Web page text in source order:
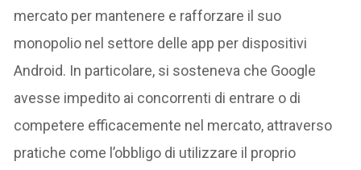
mercato per mantenere e rafforzare il suo
monopolio nel settore delle app per dispositivi
Android. In particolare, si sosteneva che Google
avesse impedito ai concorrenti di entrare o di
competere efficacemente nel mercato, attraverso
pratiche come l’obbligo di utilizzare il proprio